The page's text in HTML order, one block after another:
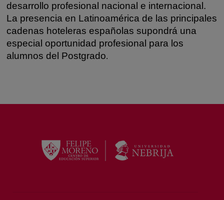
desarrollo profesional nacional e internacional.
La presencia en Latinoamérica de las principales
cadenas hoteleras españolas supondrá una
especial oportunidad profesional para los
alumnos del Postgrado.